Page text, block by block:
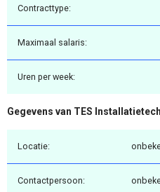
Contracttype:
Maximaal salaris:
Uren per week:
Gegevens van TES
Locatie:
Contactpersoon: